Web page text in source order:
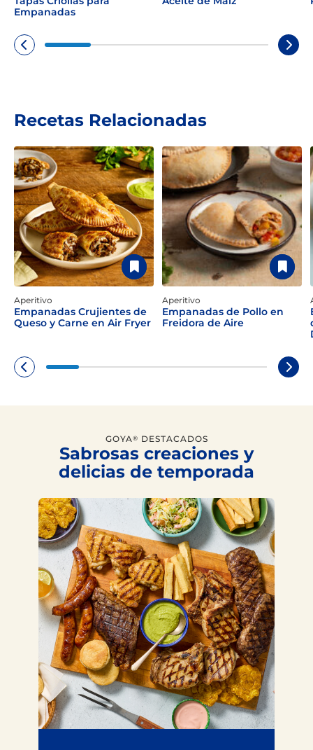
Empanadas
Recetas Relacionadas
Aperitivo
Empanadas Crujientes de
Queso y Carne en Air Fryer
Aperitivo
Empanadas de Pollo en
Freidora de Aire
GOYA® DESTACADOS
Sabrosas creaciones y
delicias de temporada